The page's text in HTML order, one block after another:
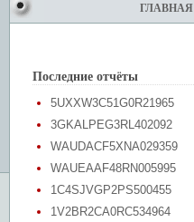
ГЛАВНАЯ
Последние отчёты
5UXXW3C51G0R21965
3GKALPEG3RL402092
WAUDACF5XNA029359
WAUEAAF48RN005995
1C4SJVGP2PS500455
1V2BR2CA0RC534964